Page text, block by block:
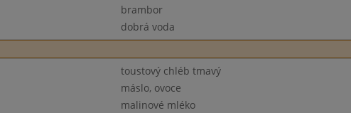
brambor
dobrá voda
toustový chléb tmavý
máslo, ovoce
malinové mléko